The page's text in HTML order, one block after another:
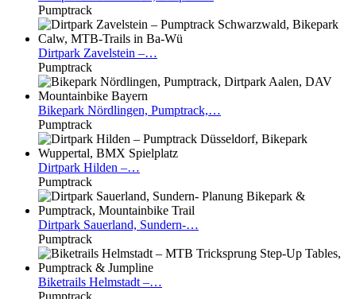
Pumptrack
Dirtpark Zavelstein –…
Pumptrack
Bikepark Nördlingen, Pumptrack,…
Pumptrack
Dirtpark Hilden –…
Pumptrack
Dirtpark Sauerland, Sundern-…
Pumptrack
Biketrails Helmstadt –…
Pumptrack